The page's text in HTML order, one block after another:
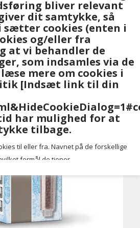
bliver relevant
dit samtykke, så
cookies (enten i
og/eller fra
at vi behandler de
som indsamles via de
mere om cookies i
[Indsæt link til din
har mulighed for at
tilbage.
til eller fra. Navnet på de forskellige
formål de tjener.